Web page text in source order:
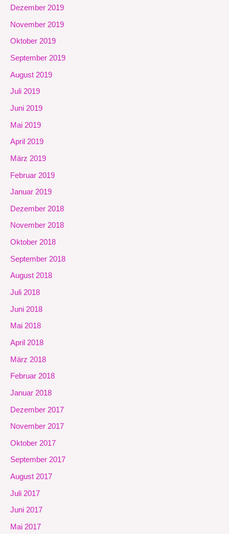
Dezember 2019
November 2019
Oktober 2019
September 2019
August 2019
Juli 2019
Juni 2019
Mai 2019
April 2019
März 2019
Februar 2019
Januar 2019
Dezember 2018
November 2018
Oktober 2018
September 2018
August 2018
Juli 2018
Juni 2018
Mai 2018
April 2018
März 2018
Februar 2018
Januar 2018
Dezember 2017
November 2017
Oktober 2017
September 2017
August 2017
Juli 2017
Juni 2017
Mai 2017